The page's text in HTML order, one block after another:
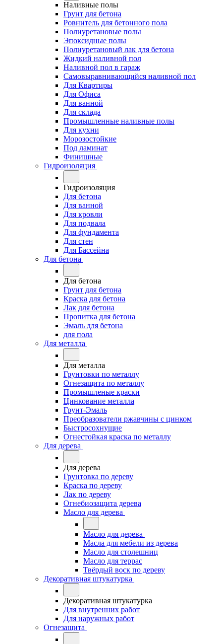
Наливные полы
Грунт для бетона
Ровнитель для бетонного пола
Полиуретановые полы
Эпоксидные полы
Полиуретановый лак для бетона
Жидкий наливной пол
Наливной пол в гараж
Самовыравнивающийся наливной пол
Для Квартиры
Для Офиса
Для ванной
Для склада
Промышленные наливные полы
Для кухни
Морозостойкие
Под ламинат
Финишные
Гидроизоляция
Гидроизоляция
Для бетона
Для ванной
Для кровли
Для подвала
Для фундамента
Для стен
Для Бассейна
Для бетона
Для бетона
Грунт для бетона
Краска для бетона
Лак для бетона
Пропитка для бетона
Эмаль для бетона
для пола
Для металла
Для металла
Грунтовки по металлу
Огнезащита по металлу
Промышленые краски
Цинкование металла
Грунт-Эмаль
Преобразователи ржавчины с цинком
Быстросохнущие
Огнестойкая краска по металлу
Для дерева
Для дерева
Грунтовка по дереву
Краска по дереву
Лак по дереву
Огнебиозащита дерева
Масло для дерева
Масло для дерева
Масла для мебели из дерева
Масло для столешниц
Масло для террас
Твёрдый воск по дереву
Декоративная штукатурка
Декоративная штукатурка
Для внутренних работ
Для наружных работ
Огнезащита